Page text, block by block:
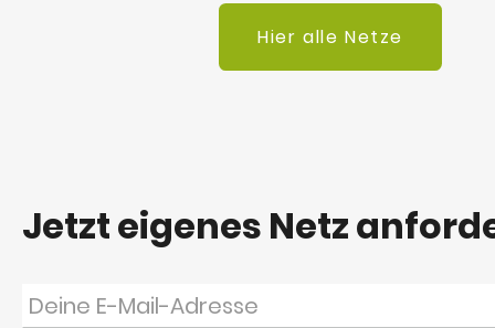
Hier alle Netze
Jetzt eigenes Netz